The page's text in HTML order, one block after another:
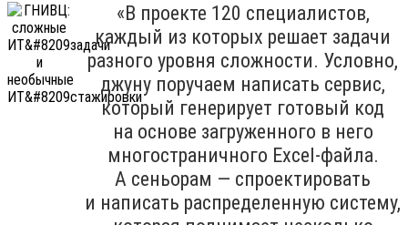
«В проекте 120 специалистов,
каждый из которых решает задачи
разного уровня сложности. Условно,
джуну поручаем написать сервис,
который генерирует готовый код
на основе загруженного в него
многостраничного Excel-файла.
А сеньорам — спроектировать
и написать распределенную систему,